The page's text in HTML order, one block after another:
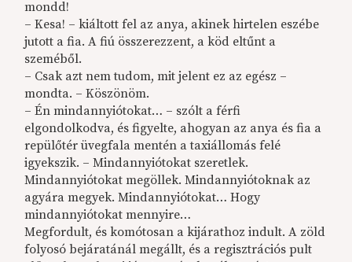
mondd!
– Kesa! – kiáltott fel az anya, akinek hirtelen eszébe
jutott a fia. A fiú összerezzent, a köd eltűnt a
szeméből.
– Csak azt nem tudom, mit jelent ez az egész –
mondta. – Köszönöm.
– Én mindannyiótokat… – szólt a férfi
elgondolkodva, és figyelte, ahogyan az anya és fia a
repülőtér üvegfala mentén a taxiállomás felé
igyekszik. – Mindannyiótokat szeretlek.
Mindannyiótokat megöllek. Mindannyiótoknak az
agyára megyek. Mindannyiótokat… Hogy
mindannyiótokat mennyire…
Megfordult, és komótosan a kijárathoz indult. A zöld
folyosó bejáratánál megállt, és a regisztrációs pult